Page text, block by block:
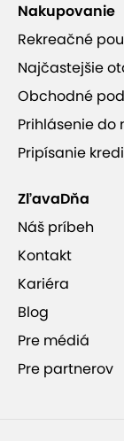
Nemusíte byť
fotoobraz. S
plátno na
1. Vyberte
2. Nahrajte
3. Vytvorte
Nakupovanie
Rekreačné
Najčastejšie
Obchodné
Prihlásenie do
Pripísanie
ZľavaDňa
Náš príbeh
Kontakt
Kariéra
Blog
Pre médiá
Pre partnerov